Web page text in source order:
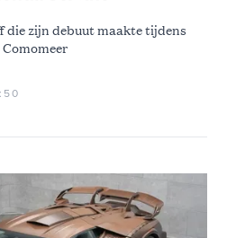
die zijn debuut maakte tijdens